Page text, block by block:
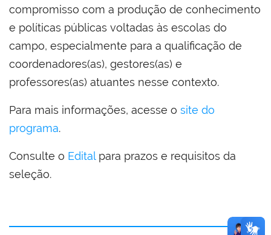
compromisso com a produção de conhecimento
e políticas públicas voltadas às escolas do
campo, especialmente para a qualificação de
coordenadores(as), gestores(as) e
professores(as) atuantes nesse contexto.
Para mais informações, acesse o site do
programa.
Consulte o Editalpara prazos e requisitos da
seleção.